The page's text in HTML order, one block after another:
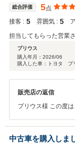
い。 今後とも末永
総合評価 5点
接客 : 5 雰囲気 : 5
担当してもらった営業
プリウス
購入年月： 2026/06
購入した車：トヨタ
販売店の返信
プリウス様 この度
向上にむけ邁進して
気軽にご連絡くださ
申し上げます。
中古車を購入しま